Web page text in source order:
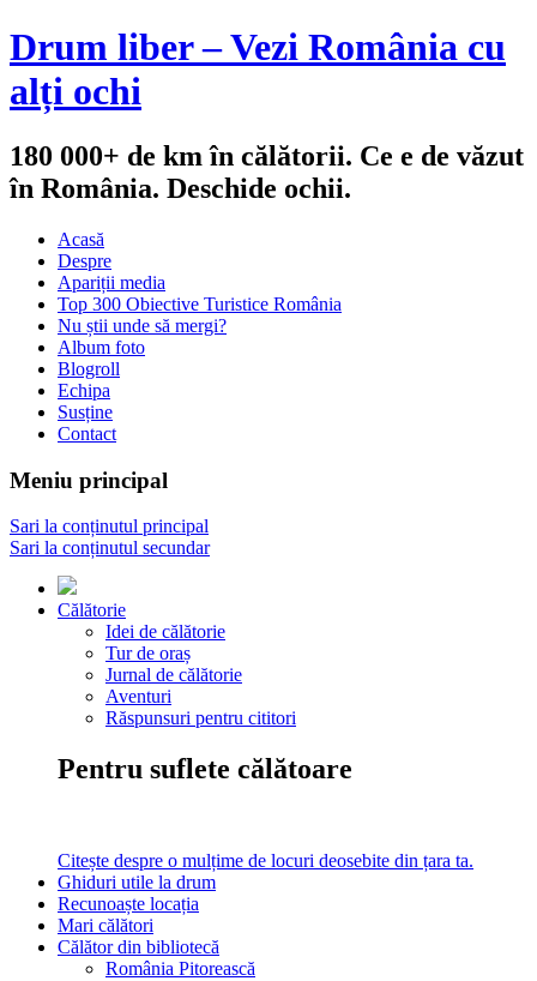
Drum liber – Vezi România cu
alți ochi
180 000+ de km în călătorii. Ce e de văzut
în România. Deschide ochii.
Acasă
Despre
Apariții media
Top 300 Obiective Turistice România
Nu știi unde să mergi?
Album foto
Blogroll
Echipa
Susține
Contact
Meniu principal
Sari la conținutul principal
Sari la conținutul secundar
Călătorie
Idei de călătorie
Tur de oraș
Jurnal de călătorie
Aventuri
Răspunsuri pentru cititori
Pentru suflete călătoare
Citește despre o mulțime de locuri deosebite din țara ta.
Ghiduri utile la drum
Recunoaște locația
Mari călători
Călător din bibliotecă
România Pitorească